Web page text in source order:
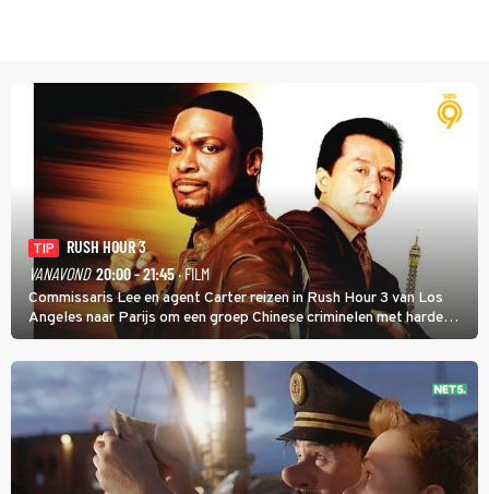
TIP
RUSH HOUR 3
VANAVOND 20:00 - 21:45· FILM
Commissaris Lee en agent Carter reizen in Rush Hour 3 van Los
Angeles naar Parijs om een groep Chinese criminelen met harde
hand aan te pakken.